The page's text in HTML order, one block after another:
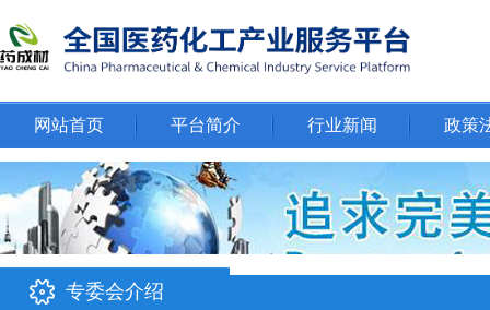
网站首页 平台简介 行业新闻 政策
专委会介绍